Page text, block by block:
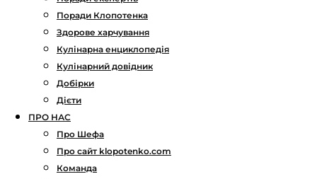
Поради Клопотенка
Здорове харчування
Кулінарна енциклопедія
Кулінарний довідник
Добірки
Дієти
ПРО НАС
Про Шефа
Про сайт klopotenko.com
Команда